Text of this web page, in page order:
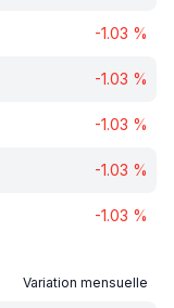
-1.03 %
-1.03 %
-1.03 %
-1.03 %
-1.03 %
Variation mensuelle